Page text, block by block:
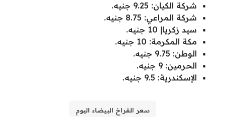
شركة الكيان: 9.25 جنيه.
شركة المراعي: 8.75 جنيه.
سيد زكريا| 10 جنيه.
مكة المكرمة: 10 جنيه.
الوطن: 9.75 جنيه.
الحرمين: 9 جنيه.
الإسكندرية: 9.5 جنيه.
سعر الفراخ البيضاء اليوم